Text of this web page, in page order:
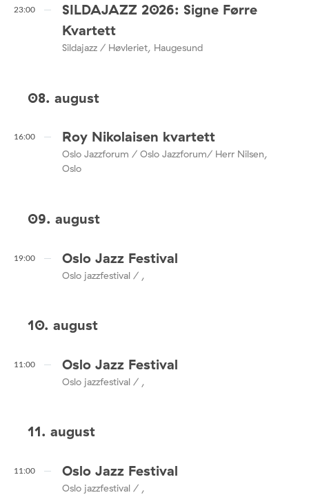
23:00
SILDAJAZZ 2026: Signe Førre
Kvartett
Sildajazz / Høvleriet, Haugesund
08. august
16:00 Roy Nikolaisen kvartett
Oslo Jazzforum / Oslo Jazzforum/ Herr Nilsen,
Oslo
09. august
19:00 Oslo Jazz Festival
Oslo jazzfestival / ,
10. august
11:00 Oslo Jazz Festival
Oslo jazzfestival / ,
11. august
11:00 Oslo Jazz Festival
Oslo jazzfestival / ,